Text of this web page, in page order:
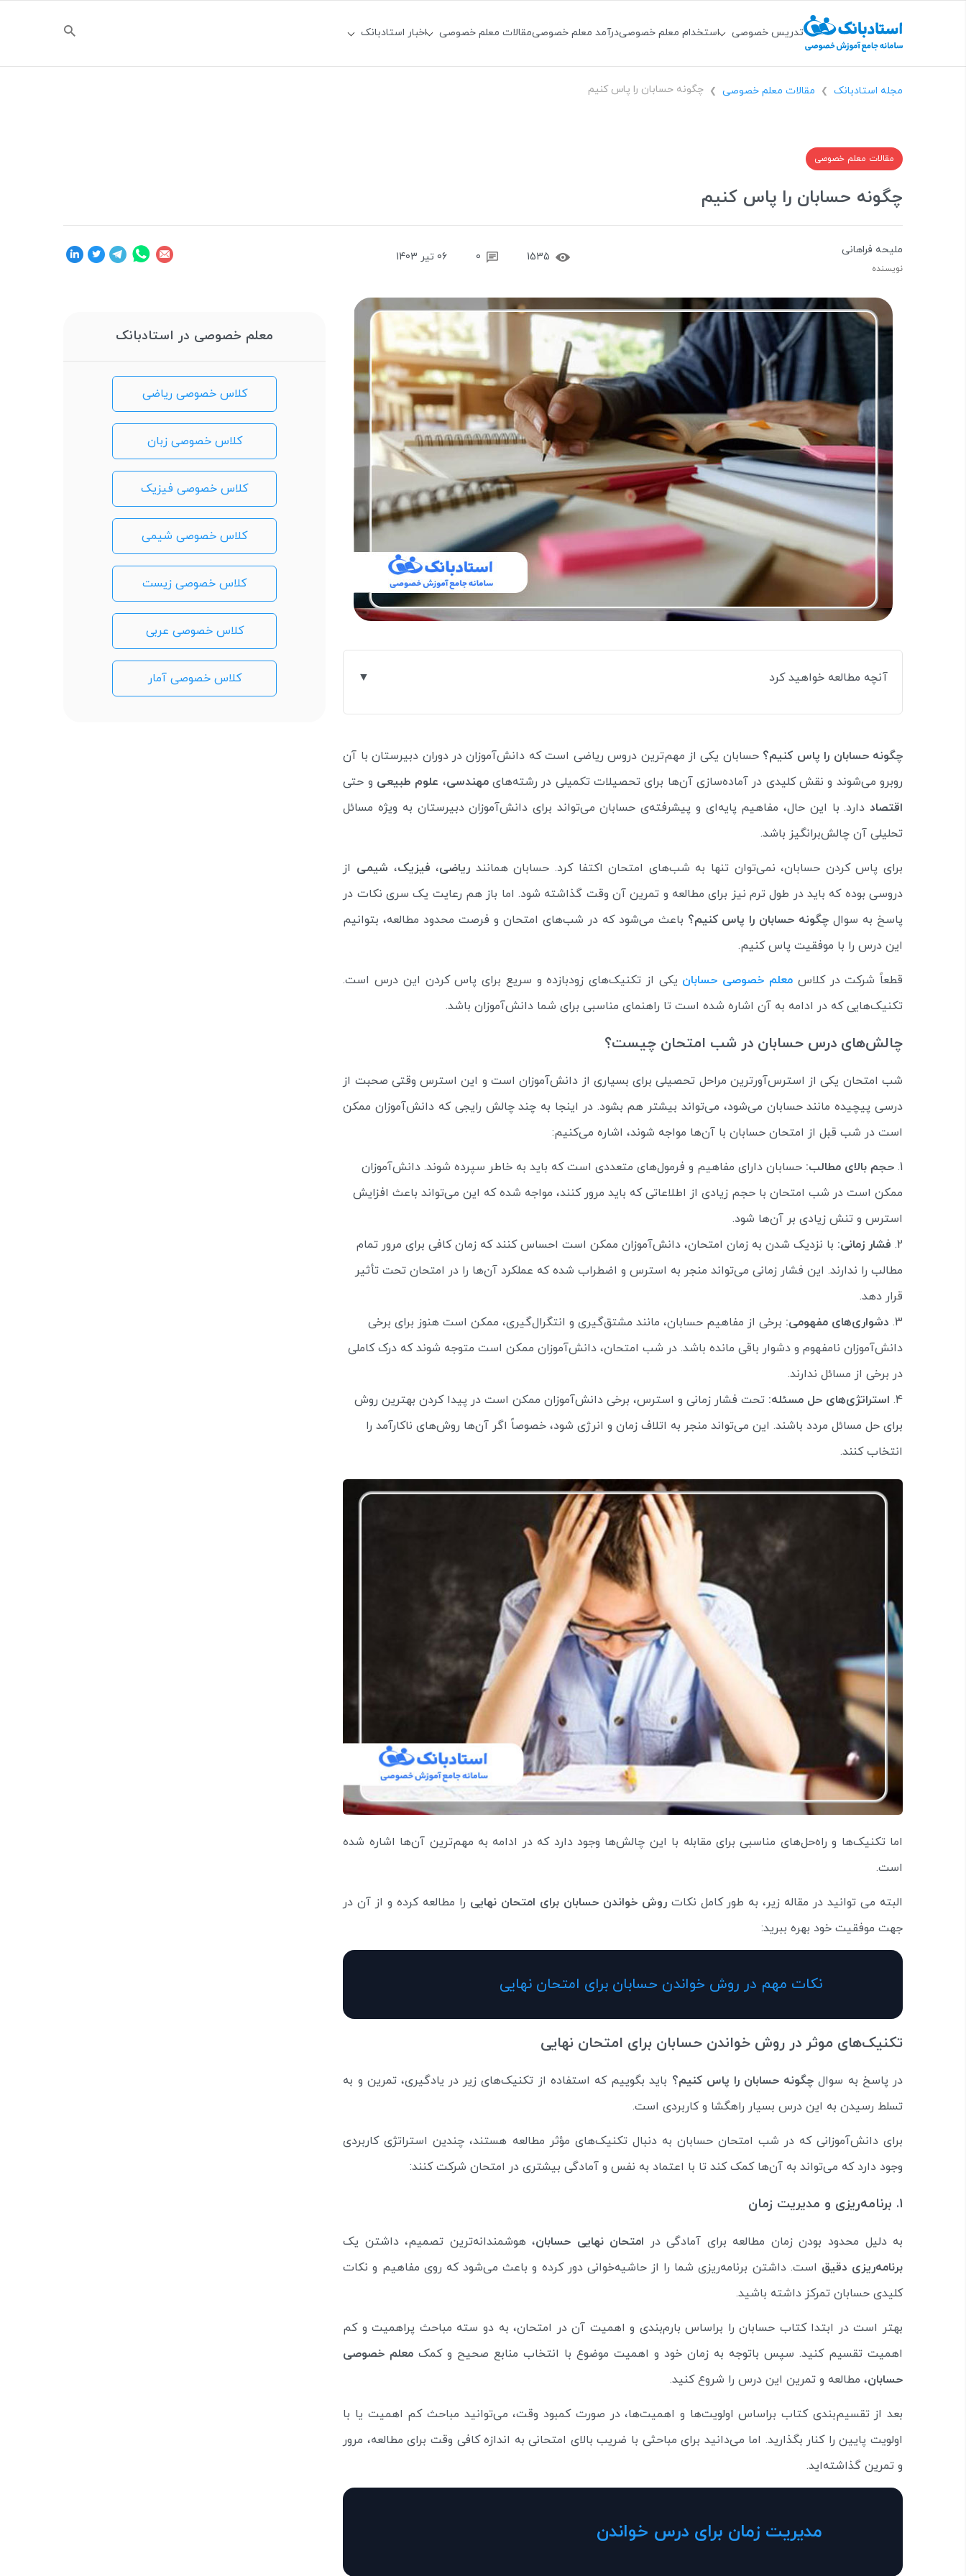
تدریس خصوصی استخدام معلم خصوصیدرآمد معلم خصوصیمقالات معلم خصوصی اخبار استادبانک
مجله استادبانک ❯ مقالات معلم خصوصی ❯ چگونه حسابان را پاس کنیم
مقالات معلم خصوصی
چگونه حسابان را پاس کنیم
ملیحه فراهانی
نویسنده
1535
0 06 تیر 1403
آنچه مطالعه خواهید کرد
چگونه حسابان را پاس کنیم؟ حسابان یکی از مهم‌ترین دروس ریاضی است که دانش‌آموزان در دوران دبیرستان با آن
روبرو می‌شوند و نقش کلیدی در آماده‌سازی آن‌ها برای تحصیلات تکمیلی در رشته‌هایمهندسی، علوم طبیعی و حتی
اقتصاد دارد. با این حال، مفاهیم پایه‌ای و پیشرفته‌ی حسابان می‌تواند برای دانش‌آموزان دبیرستان به ویژه مسائل
تحلیلی آن چالش‌برانگیز باشد.
برای پاس کردن حسابان، نمی‌توان تنها به شب‌های امتحان اکتفا کرد. حسابان همانند ریاضی، فیزیک، شیمی از
دروسی بوده که باید در طول ترم نیز برای مطالعه و تمرین آن وقت گذاشته شود. اما باز هم رعایت یک سری نکات در
پاسخ به سوالچگونه حسابان را پاس کنیم؟ باعث می‌شود که در شب‌های امتحان و فرصت محدود مطالعه، بتوانیم
این درس را با موفقیت پاس کنیم.
قطعاً شرکت در کلاسمعلم خصوصی حسابان یکی از تکنیک‌های زودبازده و سریع برای پاس کردن این درس است.
تکنیک‌هایی که در ادامه به آن اشاره شده است تا راهنمای مناسبی برای شما دانش‌آموزان باشد.
چالش‌های درس حسابان در شب امتحان چیست؟
شب امتحان یکی از استرس‌آورترین مراحل تحصیلی برای بسیاری از دانش‌آموزان است و این استرس وقتی صحبت از
درسی پیچیده مانند حسابان می‌شود، می‌تواند بیشتر هم بشود. در اینجا به چند چالش رایجی که دانش‌آموزان ممکن
است در شب قبل از امتحان حسابان با آن‌ها مواجه شوند، اشاره می‌کنیم:
حجم بالای مطالب: حسابان دارای مفاهیم و فرمول‌های متعددی است که باید به خاطر سپرده شوند. دانش‌آموزان
ممکن است در شب امتحان با حجم زیادی از اطلاعاتی که باید مرور کنند، مواجه شده که این می‌تواند باعث افزایش
استرس و تنش زیادی بر آن‌ها شود.
فشار زمانی: با نزدیک شدن به زمان امتحان، دانش‌آموزان ممکن است احساس کنند که زمان کافی برای مرور تمام
مطالب را ندارند. این فشار زمانی می‌تواند منجر به استرس و اضطراب شده که عملکرد آن‌ها را در امتحان تحت تأثیر
قرار دهد.
دشواری‌های مفهومی: برخی از مفاهیم حسابان، مانند مشتق‌گیری و انتگرال‌گیری، ممکن است هنوز برای برخی
دانش‌آموزان نامفهوم و دشوار باقی مانده باشد. در شب امتحان، دانش‌آموزان ممکن است متوجه شوند که درک کاملی
در برخی از مسائل ندارند.
استراتژی‌های حل مسئله: تحت فشار زمانی و استرس، برخی دانش‌آموزان ممکن است در پیدا کردن بهترین روش
برای حل مسائل مردد باشند. این می‌تواند منجر به اتلاف زمان و انرژی شود، خصوصاً اگر آن‌ها روش‌های ناکارآمد را
انتخاب کنند.
اما تکنیک‌ها و راه‌حل‌های مناسبی برای مقابله با این چالش‌ها وجود دارد که در ادامه به مهم‌ترین آن‌ها اشاره شده
است.
البته می توانید در مقاله زیر، به طور کامل نکاتروش خواندن حسابان برای امتحان نهایی را مطالعه کرده و از آن‌ در
جهت موفقیت خود بهره ببرید:
نکات مهم در روش خواندن حسابان برای امتحان نهایی
تکنیک‌های موثر در روش خواندن حسابان برای امتحان نهایی
در پاسخ به سوالچگونه حسابان را پاس کنیم؟ باید بگوییم که استفاده از تکنیک‌های زیر در یادگیری، تمرین و به
تسلط رسیدن به این درس بسیار راهگشا و کاربردی است.
برای دانش‌آموزانی که در شب امتحان حسابان به دنبال تکنیک‌های مؤثر مطالعه هستند، چندین استراتژی کاربردی
وجود دارد که می‌تواند به آن‌ها کمک کند تا با اعتماد به نفس و آمادگی بیشتری در امتحان شرکت کنند:
۱. برنامه‌ریزی و مدیریت زمان
به دلیل محدود بودن زمان مطالعه برای آمادگی در امتحان نهایی حسابان، هوشمندانه‌ترین تصمیم، داشتن یک
برنامه‌ریزی دقیق است. داشتن برنامه‌ریزی شما را از حاشیه‌خوانی دور کرده و باعث می‌شود که روی مفاهیم و نکات
کلیدی حسابان تمرکز داشته باشید.
بهتر است در ابتدا کتاب حسابان را براساس بارم‌بندی و اهمیت آن در امتحان، به دو سته مباحث پراهمیت و کم
اهمیت تقسیم کنید. سپس باتوجه به زمان خود و اهمیت موضوع با انتخاب منابع صحیح و کمک معلم خصوصی
حسابان، مطالعه و تمرین این درس را شروع کنید.
بعد از تقسیم‌بندی کتاب براساس اولویت‌ها و اهمیت‌ها، در صورت کمبود وقت، می‌توانید مباحث کم اهمیت یا با
اولویت پایین را کنار بگذارید. اما می‌دانید برای مباحثی با ضریب بالای امتحانی به اندازه کافی وقت برای مطالعه، مرور
و تمرین گذاشته‌اید.
مدیریت زمان برای درس خواندن
معلم خصوصی در استادبانک
کلاس خصوصی ریاضی
کلاس خصوصی زبان
کلاس خصوصی فیزیک
کلاس خصوصی شیمی
کلاس خصوصی زیست
کلاس خصوصی عربی
کلاس خصوصی آمار